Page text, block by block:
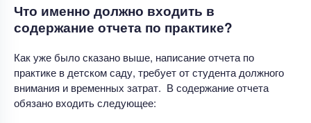
Что именно должно входить в
содержание отчета по практике?
Как уже было сказано выше, написание отчета по
практике в детском саду, требует от студента должного
внимания и временных затрат. В содержание отчета
обязано входить следующее: